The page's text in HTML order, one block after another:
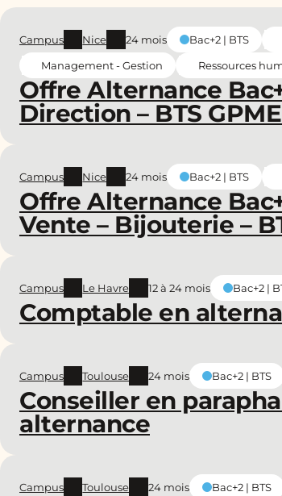
Offre Alternance
Direction – BTS
Campus Nice 24 mois Bac+2 | BTS
Management - Gestion
Ressources
Offre Alternance
Vente – Bijouterie –
Campus Nice 24 mois Bac+2 | BTS
Comptable en
Campus Le Havre 12 à 24 mois Bac+2 |
Conseiller en
alternance
Campus Toulouse 24 mois Bac+2 | BTS
Campus Toulouse 24 mois Bac+2 | BTS